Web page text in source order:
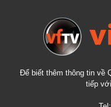
Để biết thêm thông tin về
tiếp